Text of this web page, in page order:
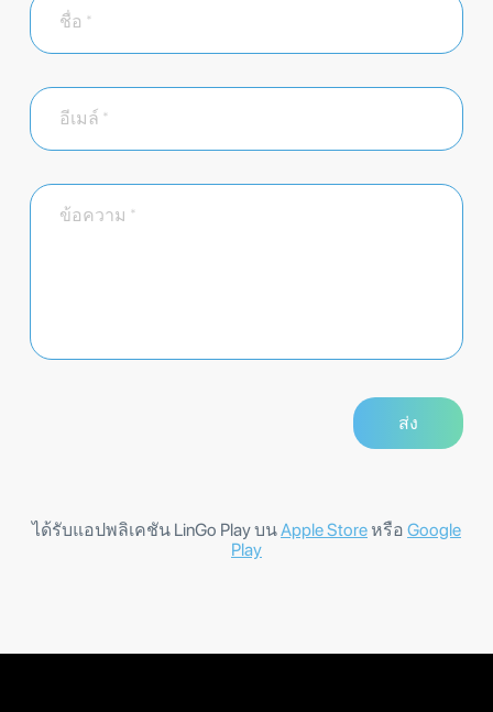
ได้รับแอปพลิเคชัน LinGo Play บนApple Store หรือ Google
Play